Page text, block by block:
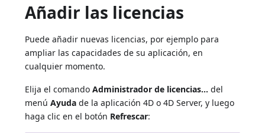
Añadir las licencias
Puede añadir nuevas licencias, por ejemplo para
ampliar las capacidades de su aplicación, en
cualquier momento.
Elija el comandoAdministrador de licencias... del
menúAyuda de la aplicación 4D o 4D Server, y luego
haga clic en el botón Refrescar: